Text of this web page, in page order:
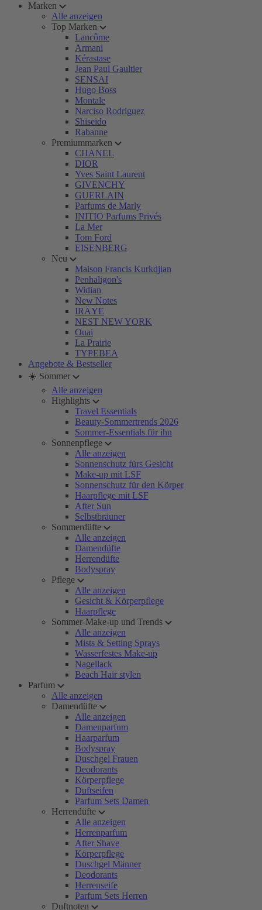
Marken
Alle anzeigen
Top Marken
Lancôme
Armani
Kérastase
Jean Paul Gaultier
SENSAI
Hugo Boss
Montale
Narciso Rodriguez
Shiseido
Rabanne
Premiummarken
CHANEL
DIOR
Yves Saint Laurent
GIVENCHY
GUERLAIN
Parfums de Marly
INITIO Parfums Privés
La Mer
Tom Ford
EISENBERG
Neu
Maison Francis Kurkdjian
Penhaligon's
Widian
New Notes
IRÄYE
NEST NEW YORK
Ouai
La Prairie
TYPEBEA
Angebote & Bestseller
☀️ Sommer
Alle anzeigen
Highlights
Travel Essentials
Beauty-Sommertrends 2026
Sommer-Essentials für ihn
Sonnenpflege
Alle anzeigen
Sonnenschutz fürs Gesicht
Make-up mit LSF
Sonnenschutz für den Körper
Haarpflege mit LSF
After Sun
Selbstbräuner
Sommerdüfte
Alle anzeigen
Damendüfte
Herrendüfte
Bodyspray
Pflege
Alle anzeigen
Gesicht & Körperpflege
Haarpflege
Sommer-Make-up und Trends
Alle anzeigen
Mists & Setting Sprays
Wasserfestes Make-up
Nagellack
Beach Hair stylen
Parfum
Alle anzeigen
Damendüfte
Alle anzeigen
Damenparfum
Haarparfum
Bodyspray
Duschgel Frauen
Deodorants
Körperpflege
Duftseifen
Parfum Sets Damen
Herrendüfte
Alle anzeigen
Herrenparfum
After Shave
Körperpflege
Duschgel Männer
Deodorants
Herrenseife
Parfum Sets Herren
Duftnoten